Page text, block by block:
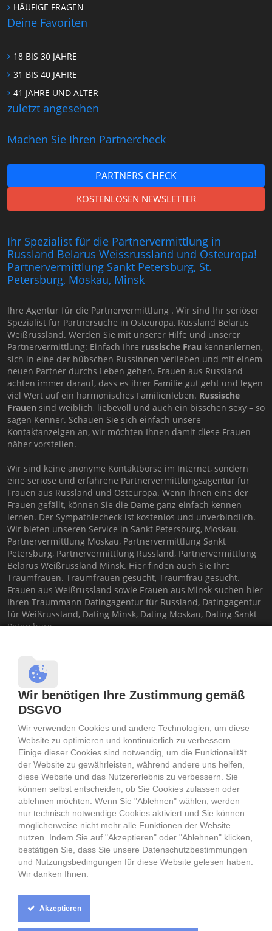
HÄUFIGE FRAGEN
Deine Favoriten
18 BIS 30 JAHRE
31 BIS 40 JAHRE
41 JAHRE UND ÄLTER
zuletzt angesehen
Machen Sie Ihren Partnercheck
PARTNERS CHECK
KOSTENLOSEN NEWSLETTER
Ihr Spezialist für die Partnervermittlung in
Russland Belarus Weissrussland und Osteuropa!
Partnervermittlung Sankt Petersburg, St.
Petersburg, Moskau, Minsk
Ihre Agentur für die Partnervermittlung . Wir sind Ihr seriöser
Spezialist für Partnersuche in Osteuropa, Russland Belarus
Weißrussland. Werden Sie mit unserer Hilfe und unserer
Partnervermittlung: Einfach Ihre russische Frau kennenlernen,
sich in eine der hübschen Russinnen verlieben und mit einem
neuen Partner durchs Leben gehen. Frauen aus Russland
achten immer darauf, dass es ihrer Familie gut geht und legen
viel Wert auf ein harmonisches Familienleben. Russische
Frauen sind weiblich, liebevoll und auch ein bisschen sexy – so
sagen Kenner. Schauen Sie sich einfach unsere
Kontaktanzeigen an, wir möchten Ihnen damit diese Frauen
näher vorstellen.
Wir sind keine anonyme Kontaktbörse im Internet, sondern
eine seriöse und erfahrene Partnervermittlungsagentur für
Frauen aus Russland und Osteuropa. Wenn Ihnen eine der
Frauen gefällt, können Sie die Dame ganz einfach kennen
lernen. Der Sympathiecheck ist kostenlos und unverbindlich.
Wir bieten unseren Service in Sankt Petersburg, Moskau.
Partnervermittlung Moskau, Partnervermittlung Sankt
Petersburg, Partnervermittlung Russland, Partnervermittlung
Belarus Weißrussland Minsk. Hier finden auch Sie Ihre
Traumfrauen. Traumfrauen gesucht, Traumfrau gesucht.
Frauen aus Weißrussland sowie Frauen aus Minsk suchen hier
Ihren Traummann Datingagentur für Russland, Datingagentur
für Weißrussland, Dating Minsk, Dating Moskau, Dating Sankt
Petersburg
Partnervermittlung Russland, Partnervermittlung Moskau,
Partnervermittlung Sankt Petersburg
Traumfrau gesucht, Traumfrauen gesucht,
Partnervermittlung Russland, Partnervermittlung Moskau
Partnervermittlung Sankt Petersburg, Russische Frauen,
Frauen aus Russland, Russische Frauen
Partnervermittlung Belarus Weißrussland,
Partnervermittlung Minsk, Traumfrau aus Belarus
Weißrussland
Sie suchen eine Traumfrau aus Russland, Weissrussland, der
Ukraine, Deutschland? Frauen aus den Städte wie Moskau,
Minsk, Sankt Petersburg, Berlin suchen Ihren Traummann.
Singelpartys in Moskau, Sankt Petersburg, Minsk.
Singlepartys in Russland, Weißrussland, Belarus und der
Ukraine. Ihre Datingagentur für Russland, Ihre Datingagentur
für Weißrussland, Ihr Dating Minsk, Ihr Dating Moskau, Ihr
Dating Sankt Petersburg
Frauen aus Belarus Weißrussland, Belarus Weißrussische
Frauen, Frauen aus Minsk
Wir benötigen Ihre Zustimmung gemäß
DSGVO
Wir verwenden Cookies und andere Technologien, um diese
Website zu optimieren und kontinuierlich zu verbessern.
Einige dieser Cookies sind notwendig, um die Funktionalität
der Website zu gewährleisten, während andere uns helfen,
diese Website und das Nutzererlebnis zu verbessern. Sie
können selbst entscheiden, ob Sie Cookies zulassen oder
ablehnen möchten. Wenn Sie "Ablehnen" wählen, werden
nur technisch notwendige Cookies aktiviert und Sie können
möglicherweise nicht mehr alle Funktionen der Website
nutzen. Indem Sie auf "Akzeptieren" oder "Ablehnen" klicken,
bestätigen Sie, dass Sie unsere Datenschutzbestimmungen
und Nutzungsbedingungen für diese Website gelesen haben.
Wir danken Ihnen.
Akzeptieren